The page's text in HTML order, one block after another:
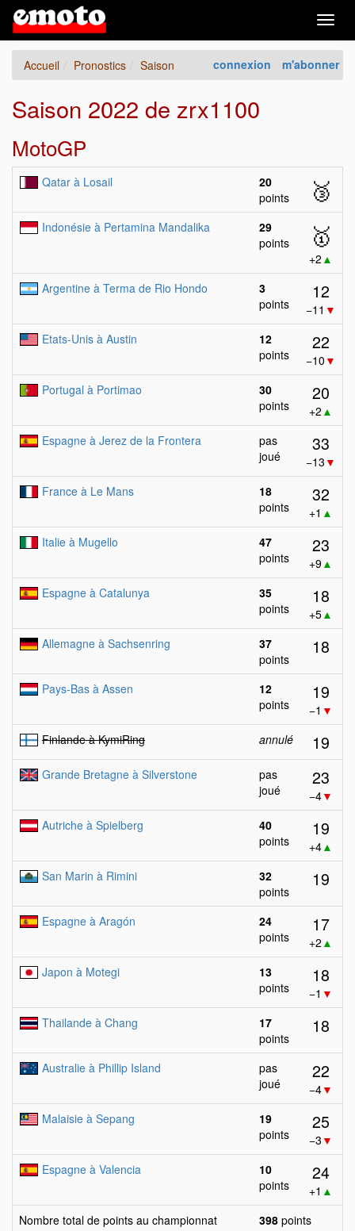
connexion m'abonner
Accueil Pronostics Saison
Saison 2022 de zrx1100
MotoGP
Qatar à Losail
20
points
🥉
Indonésie à Pertamina Mandalika
29
points
🥇
+2 ▲
Argentine à Terma de Rio Hondo
3
points
12
−11 ▼
Etats-Unis à Austin
12
points
22
−10 ▼
Portugal à Portimao
30
points
20
+2 ▲
Espagne à Jerez de la Frontera
pas
joué
33
−13 ▼
France à Le Mans
18
points
32
+1 ▲
Italie à Mugello
47
points
23
+9▲
Espagne à Catalunya
35
points
18
+5▲
Allemagne à Sachsenring
37
points
18
Pays-Bas à Assen
12
points
19
−1 ▼
Finlande à KymiRing
annulé 19
Grande Bretagne à Silverstone
pas
joué
23
−4▼
Autriche à Spielberg
40
points
19
+4▲
San Marin à Rimini
32
points
19
Espagne à Aragón
24
points
17
+2 ▲
Japon à Motegi
13
points
18
−1 ▼
Thailande à Chang
17
points
18
Australie à Phillip Island
pas
joué
22
−4▼
Malaisie à Sepang
19
points
25
−3 ▼
Espagne à Valencia
10
points
24
+1 ▲
Nombre total de points au championnat
398 points